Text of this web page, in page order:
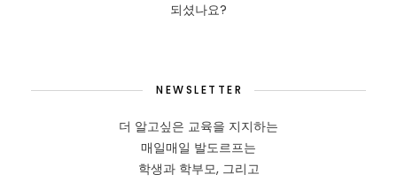
되셨나요?
NEWSLETTER
더 알고싶은 교육을 지지하는
매일매일 발도르프는
학생과 학부모, 그리고